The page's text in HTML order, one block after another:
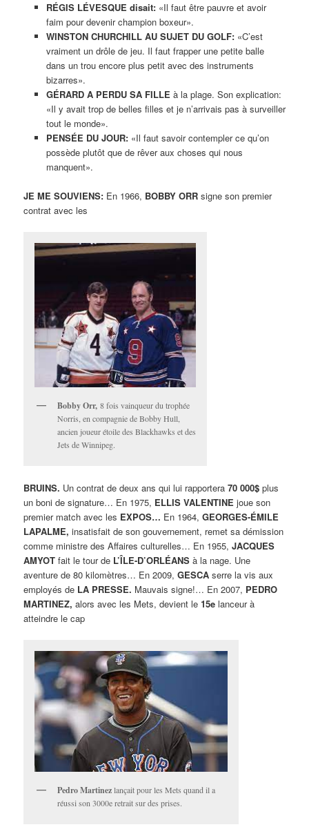
RÉGIS LÉVESQUE disait: «Il faut être pauvre et avoir
faim pour devenir champion boxeur».
WINSTON CHURCHILL AU SUJET DU GOLF: «C’est
vraiment un drôle de jeu. Il faut frapper une petite balle
dans un trou encore plus petit avec des instruments
bizarres».
GÉRARD A PERDU SA FILLE à la plage. Son explication:
«Il y avait trop de belles filles et je n’arrivais pas à surveiller
tout le monde».
PENSÉE DU JOUR: «Il faut savoir contempler ce qu’on
possède plutôt que de rêver aux choses qui nous
manquent».
JE ME SOUVIENS: En 1966, BOBBY ORR signe son premier
contrat avec les
Bobby Orr,8 fois vainqueur du trophée
Norris, en compagnie de Bobby Hull,
ancien joueur étoile des Blackhawks et des
Jets de Winnipeg.
BRUINS. Un contrat de deux ans qui lui rapportera70 000$ plus
un boni de signature… En 1975, ELLIS VALENTINE joue son
premier match avec les EXPOS… En 1964,GEORGES-ÉMILE
LAPALME, insatisfait de son gouvernement, remet sa démission
comme ministre des Affaires culturelles… En 1955,JACQUES
AMYOT fait le tour de L’ÎLE-D’ORLÉANS à la nage. Une
aventure de 80 kilomètres… En 2009,GESCA serre la vis aux
employés de LA PRESSE. Mauvais signe!… En 2007, PEDRO
MARTINEZ, alors avec les Mets, devient le15e lanceur à
atteindre le cap
Pedro Martinezlançait pour les Mets quand il a
réussi son 3000e retrait sur des prises.